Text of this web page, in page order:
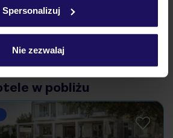
Spersonalizuj
Nie zezwalaj
Zobacz więcej
w pobliżu